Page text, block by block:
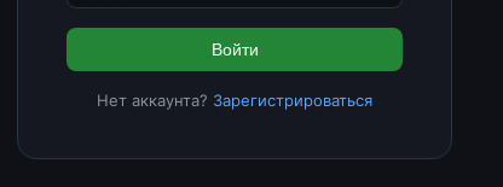
Войти
Нет аккаунта? Зарегистрироваться